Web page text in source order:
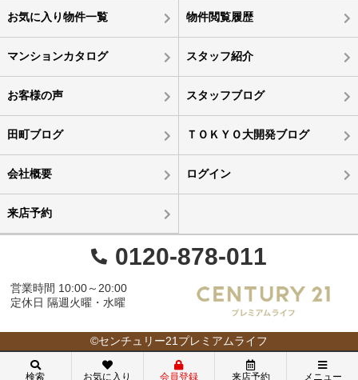
お気に入り物件一覧 物件閲覧履歴
マンションカタログ スタッフ紹介
お客様の声 スタッフブログ
田町ブログ ＴＯＫＹＯ大開発ブログ
会社概要 ログイン
来店予約
0120-878-011
営業時間 10:00～20:00
定休日 隔週火曜・水曜
©センチュリー21プレミアムライフ
検索 お気に入り 会員登録 来店予約 メニュー